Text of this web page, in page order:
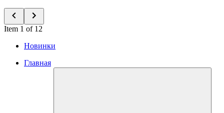
Item 1 of 12
Новинки
Главная